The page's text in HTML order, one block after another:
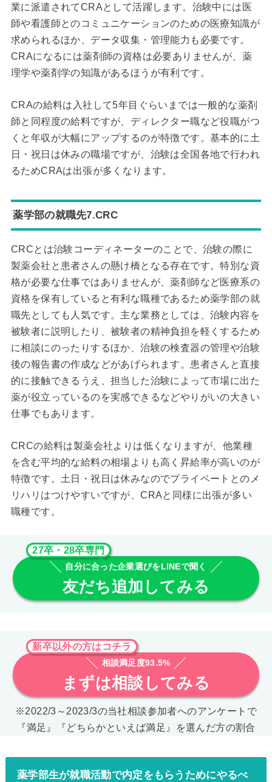
業に派遣されてCRAとして活躍します。治験中には医
師や看護師とのコミュニケーションのための医療知識が
求められるほか、データ収集・管理能力も必要です。
CRAになるには薬剤師の資格は必要ありませんが、薬
理学や薬剤学の知識があるほうが有利です。
CRAの給料は入社して5年目ぐらいまでは一般的な薬剤
師と同程度の給料ですが、ディレクター職など役職がつ
くと年収が大幅にアップするのが特徴です。基本的に土
日・祝日は休みの職場ですが、治験は全国各地で行われ
るためCRAは出張が多くなります。
薬学部の就職先7.CRC
CRCとは治験コーディネーターのことで、治験の際に
製薬会社と患者さんの懸け橋となる存在です。特別な資
格が必要な仕事ではありませんが、薬剤師など医療系の
資格を保有していると有利な職種であるため薬学部の就
職先としても人気です。主な業務としては、治験内容を
被験者に説明したり、被験者の精神負担を軽くするため
に相談にのったりするほか、治験の検査器の管理や治験
後の報告書の作成などがあげられます。患者さんと直接
的に接触できるうえ、担当した治験によって市場に出た
薬が役立っているのを実感できるなどやりがいの大きい
仕事でもあります。
CRCの給料は製薬会社よりは低くなりますが、他業種
を含む平均的な給料の相場よりも高く昇給率が高いのが
特徴です。土日・祝日は休みなのでプライベートとのメ
リハリはつけやすいですが、CRAと同様に出張が多い
職種です。
27卒・28卒専門
自分に合った企業選びをLINEで聞く
友だち追加してみる
新卒以外の方はコチラ
相談満足度93.5%
まずは相談してみる
※2022/3～2023/3の当社相談参加者へのアンケートで
『満足』『どちらかといえば満足』を選んだ方の割合
薬学部生が就職活動で内定をもらうためにやるべ